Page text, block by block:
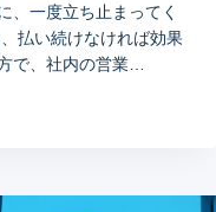
、一度立ち止まってく
払い続けなければ効果
で、社内の営業…